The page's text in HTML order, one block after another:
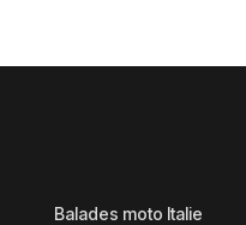
Balades moto Italie